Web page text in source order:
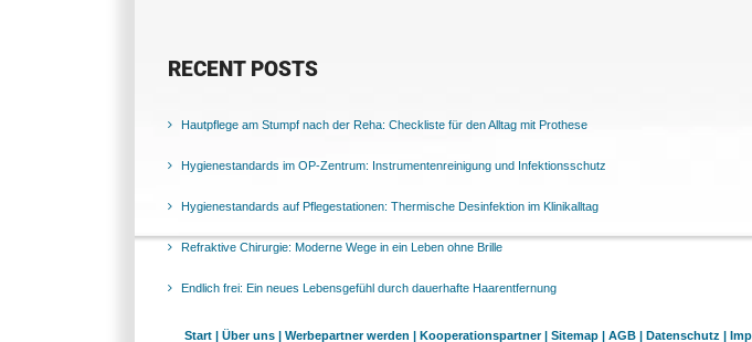
RECENT POSTS
Hautpflege am Stumpf nach der Reha: Checkliste für den Alltag mit Prothese
Hygienestandards im OP-Zentrum: Instrumentenreinigung und Infektionsschutz
Hygienestandards auf Pflegestationen: Thermische Desinfektion im Klinikalltag
Refraktive Chirurgie: Moderne Wege in ein Leben ohne Brille
Endlich frei: Ein neues Lebensgefühl durch dauerhafte Haarentfernung
Start | Über uns | Werbepartner werden | Kooperationspartner | Sitemap | AGB | Datenschutz |